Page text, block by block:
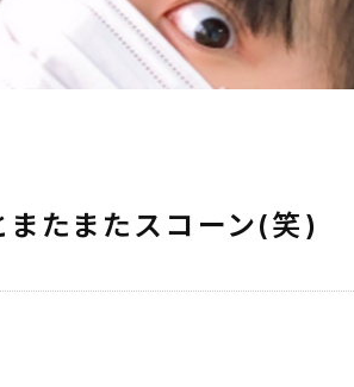
たまたスコーン(笑)